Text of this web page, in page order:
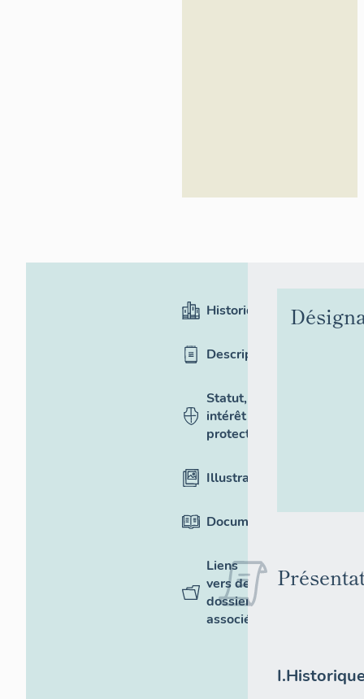
Historique
Description
Statut,
intérêt et
protection
Illustrations
Documentation
Liens
vers des
dossiers
associés